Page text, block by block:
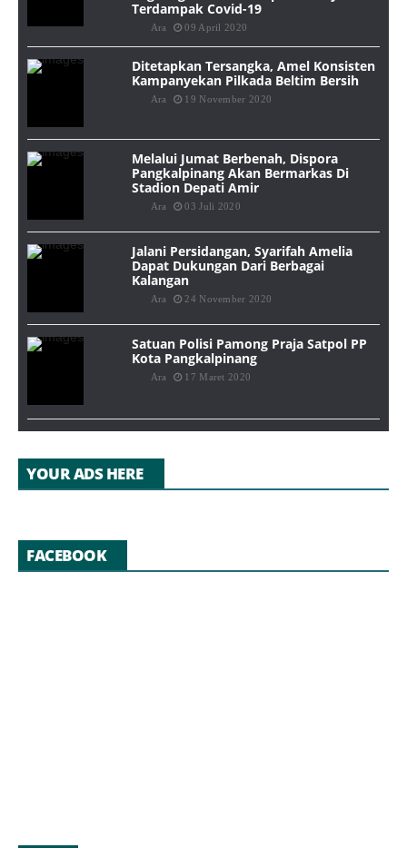
Terdampak Covid-19
Ara 09 April 2020
Ditetapkan Tersangka, Amel Konsisten
Kampanyekan Pilkada Beltim Bersih
Ara 19 November 2020
Melalui Jumat Berbenah, Dispora
Pangkalpinang Akan Bermarkas Di
Stadion Depati Amir
Ara 03 Juli 2020
Jalani Persidangan, Syarifah Amelia
Dapat Dukungan Dari Berbagai
Kalangan
Ara 24 November 2020
Satuan Polisi Pamong Praja Satpol PP
Kota Pangkalpinang
Ara 17 Maret 2020
YOUR ADS HERE
FACEBOOK